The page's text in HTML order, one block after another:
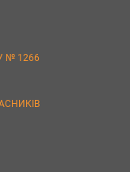
№ 1266